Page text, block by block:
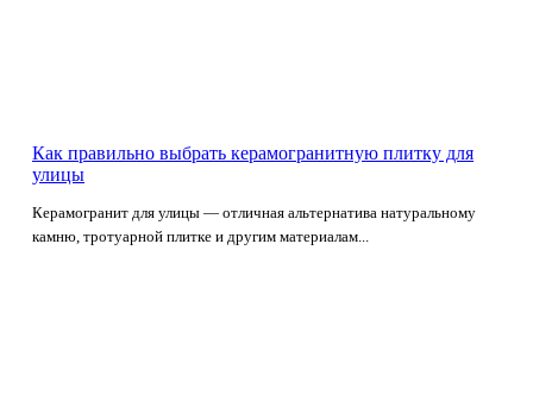
Как правильно выбрать керамогранитную плитку для
улицы
Керамогранит для улицы — отличная альтернатива натуральному
камню, тротуарной плитке и другим материалам...